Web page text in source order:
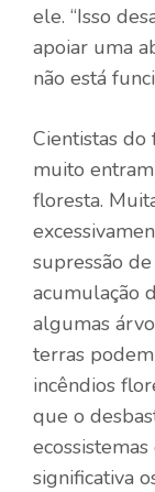
ele. “Isso
apoiar uma
não está
Cientistas
muito
floresta.
supressão
acumulação
algumas
terras
incêndios
que o
significativa